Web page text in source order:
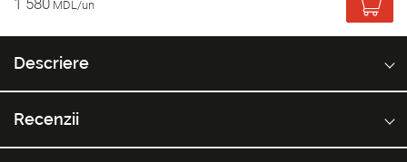
1 580 MDL/un
Descriere
Recenzii